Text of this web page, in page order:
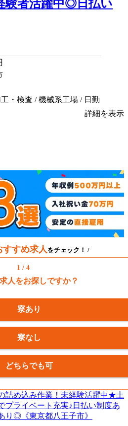
験者活躍中◎日払い
・検査 / 機械系工場 / 日勤
詳細を表示
すすめ求人をチェック！ /
1 / 4
人をお探しですか？
寮あり
寮なし
どちらでも可